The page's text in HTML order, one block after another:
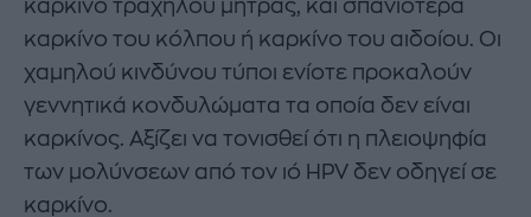
καρκίνο τραχήλου μήτρας, και σπανιότερα
καρκίνο του κόλπου ή καρκίνο του αιδοίου. Οι
χαμηλού κινδύνου τύποι ενίοτε προκαλούν
γεννητικά κονδυλώματα τα οποία δεν είναι
καρκίνος. Αξίζει να τονισθεί ότι η πλειοψηφία
των μολύνσεων από τον ιό HPV δεν οδηγεί σε
καρκίνο.